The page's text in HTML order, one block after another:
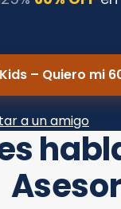
– Quiero mi
a un amigo